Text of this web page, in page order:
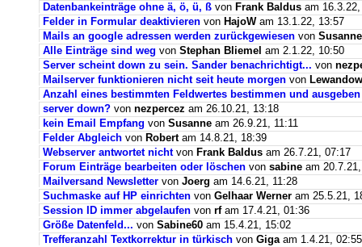
Datenbankeinträge ohne ä, ö, ü, ß von Frank Baldus am
Felder in Formular deaktivieren von HajoWam 13.1.22, 13:57
Mails an google adressen werden zurückgewiesen von Susanne
Alle Einträge sind weg von Stephan Bliemel am 2.1.22, 10:50
Server scheint down zu sein. Sander benachrichtigt... von
Mailserver funktionieren nicht seit heute morgen von
Anzahl eines bestimmten Feldwertes bestimmen und ausgeben
server down? von nezpercez am 26.10.21, 13:18
kein Email Empfang von Susanne am 26.9.21, 11:11
Felder Abgleich von Robertam 14.8.21, 18:39
Webserver antwortet nichtvon Frank Baldus am 26.7.21, 07:17
Forum Einträge bearbeiten oder löschen von sabine am
Mailversand Newsletter von Joerg am 14.6.21, 11:28
Suchmaske auf HP einrichten von Gelhaar Werner am 25.5.21,
Session ID immer abgelaufen von rfam 17.4.21, 01:36
Größe Datenfeld... von Sabine60 am 15.4.21, 15:02
Trefferanzahl Textkorrektur in türkisch von Gigaam 1.4.21, 02:55